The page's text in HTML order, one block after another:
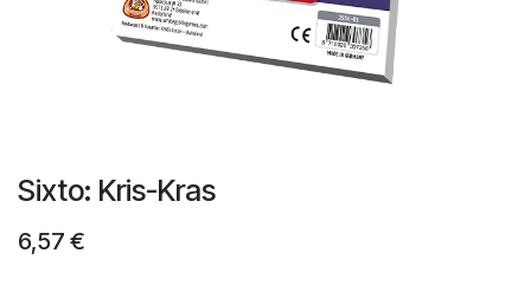
Sixto: Kris-Kras
6,57 €